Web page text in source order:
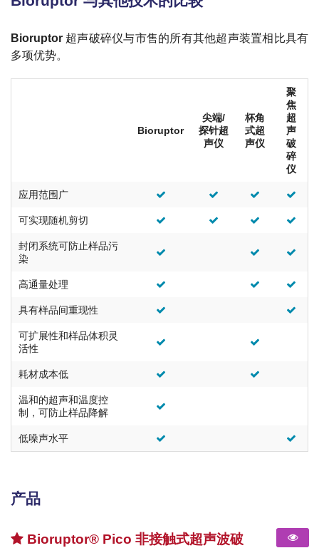
Bioruptor 超声破碎仪与市售的所有其他超声装置相比具有
多项优势。
Bioruptor
尖端/
探针超
声仪
杯角
式超
声仪
聚
焦
超
声
破
碎
仪
应用范围广
可实现随机剪切
封闭系统可防止样品污
染
高通量处理
具有样品间重现性
可扩展性和样品体积灵
活性
耗材成本低
温和的超声和温度控
制，可防止样品降解
低噪声水平
产品
Bioruptor® Pico 非接触式超声波破